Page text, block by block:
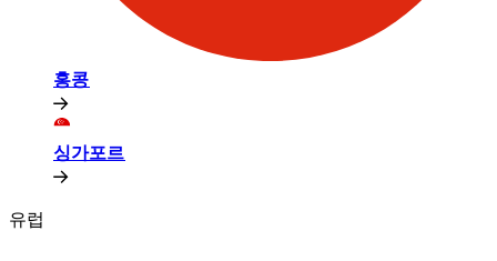
홍콩​​
싱가포르​​
유럽​​